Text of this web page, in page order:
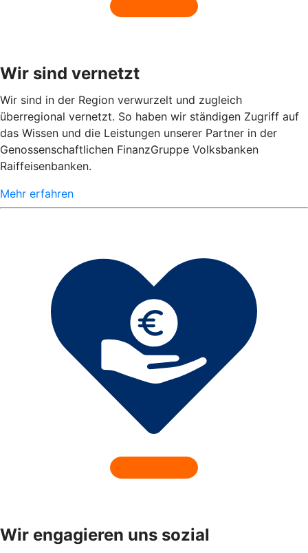
Wir sind vernetzt
Wir sind in der Region verwurzelt und zugleich
überregional vernetzt. So haben wir ständigen Zugriff auf
das Wissen und die Leistungen unserer Partner in der
Genossenschaftlichen FinanzGruppe Volksbanken
Raiffeisenbanken.
Mehr erfahren
Wir engagieren uns sozial